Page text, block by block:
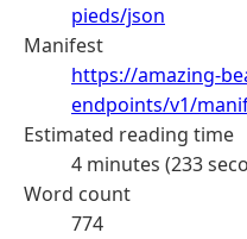
pieds/json
Manifest
https://amazing-
endpoints/v1/
Estimated reading time
4 minutes (233
Word count
774